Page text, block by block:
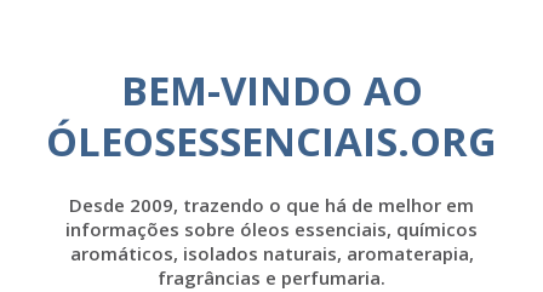
BEM-VINDO AO
ÓLEOSESSENCIAIS.ORG
Desde 2009, trazendo o que há de melhor em
informações sobre óleos essenciais, químicos
aromáticos, isolados naturais, aromaterapia,
fragrâncias e perfumaria.